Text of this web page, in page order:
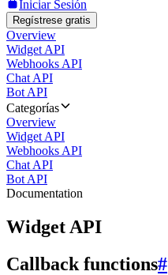
Iniciar Sesión
Regístrese gratis
Overview
Widget API
Webhooks API
Chat API
Bot API
Categorías
Overview
Widget API
Webhooks API
Chat API
Bot API
Documentation
Widget API
Callback functions#